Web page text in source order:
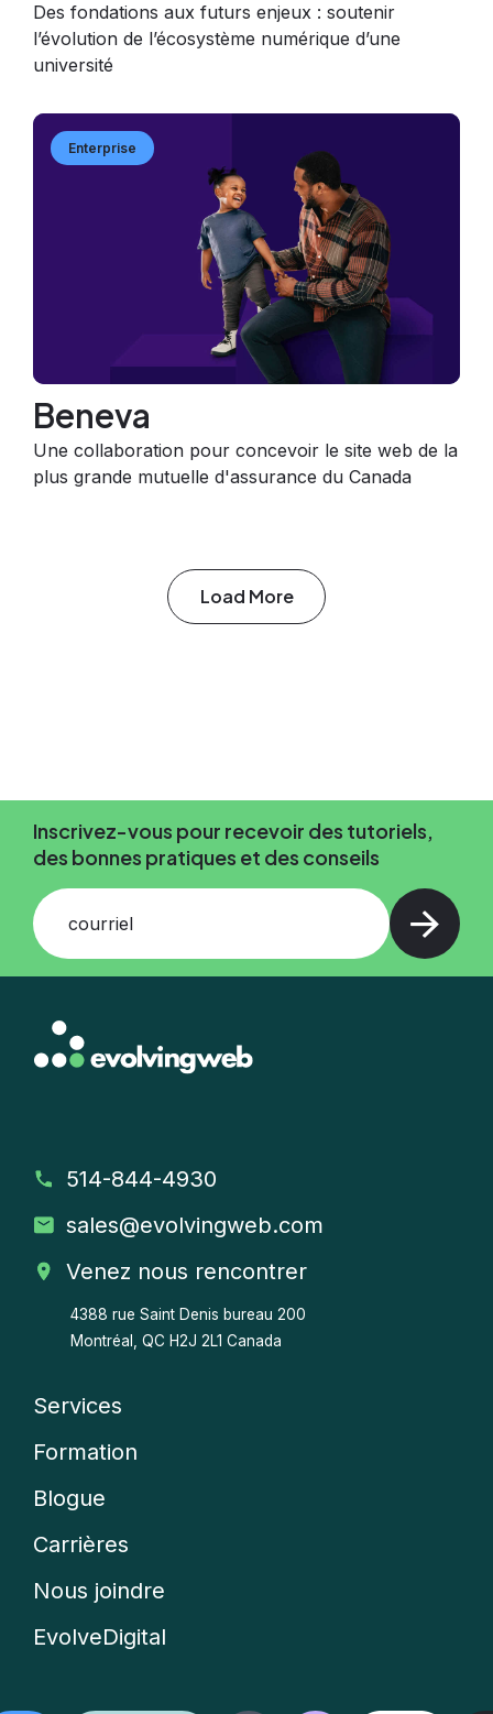
Des fondations aux futurs enjeux : soutenir
l’évolution de l’écosystème numérique d’une
université
Enterprise
Image
Image
Beneva
Une collaboration pour concevoir le site web de la
plus grande mutuelle d'assurance du Canada
Load More
Inscrivez-vous pour recevoir des tutoriels,
des bonnes pratiques et des conseils
courriel
514-844-4930
sales@evolvingweb.com
Venez nous rencontrer
4388 rue Saint Denis bureau 200
Montréal, QC H2J 2L1 Canada
Company
menu
Services
Formation
Blogue
Carrières
Nous joindre
EvolveDigital